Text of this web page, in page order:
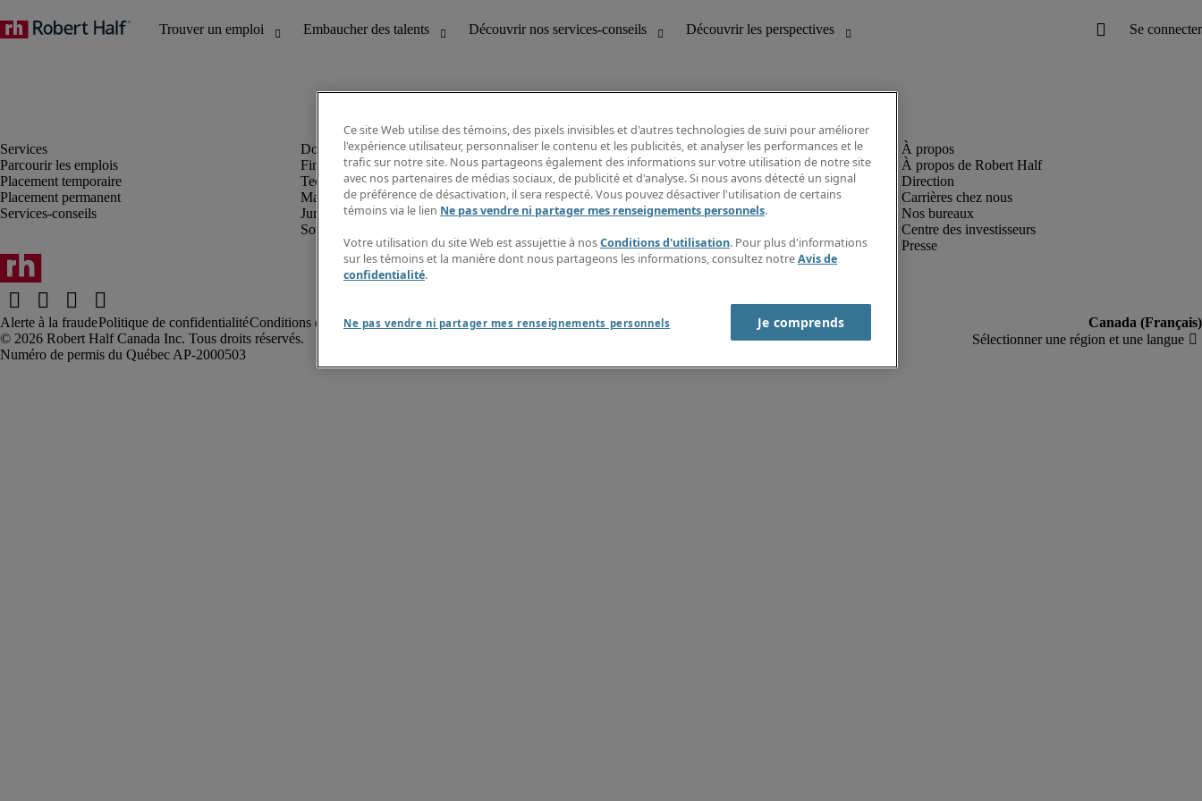
Parcourir les emplois
Placement temporaire
Placement permanent
Services-conseils
Finance et comptabilité
Technologie
Marketing et création
Juridique
Soutien administratif et à la clientèle
Découvrir les perspectives
Répertoire d’emplois
Guide salarial
Rapports de temps
Contactez-nous
À propos de Robert Half
Direction
Carrières chez nous
Nos bureaux
Centre des investisseurs
Presse
Alerte à la fraudePolitique de confidentialitéConditions d’utilisation Rapport sur l'esclavage moderne
Robert Half Canada Inc. Tous droits réservés.
Ce site Web utilise des témoins, des pixels invisibles et d'autres technologies de suivi pour améliorer
l'expérience utilisateur, personnaliser le contenu et les publicités, et analyser les performances et le
trafic sur notre site. Nous partageons également des informations sur votre utilisation de notre site
avec nos partenaires de médias sociaux, de publicité et d'analyse. Si nous avons détecté un signal
de préférence de désactivation, il sera respecté. Vous pouvez désactiver l'utilisation de certains
témoins via le lien Ne pas vendre ni partager mes renseignements personnels.
Votre utilisation du site Web est assujettie à nosConditions d'utilisation. Pour plus d'informations
sur les témoins et la manière dont nous partageons les informations, consultez notreAvis de
confidentialité.
Ne pas vendre ni partager mes renseignements personnels Je comprends